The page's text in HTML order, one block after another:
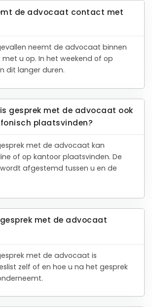
de advocaat contact met
neemt de advocaat binnen
u op. In het weekend of op
dit langer duren.
gesprek met de advocaat ook
plaatsvinden?
met de advocaat kan
of op kantoor plaatsvinden. De
afgestemd tussen u en de
met de advocaat
met de advocaat is
zelf of en hoe u na het gesprek